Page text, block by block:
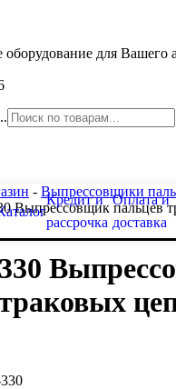
для Вашего
Кредит и
рассрочка
Оплата и
доставка
- Выпрессовщики
Выпрессовщик пальцев